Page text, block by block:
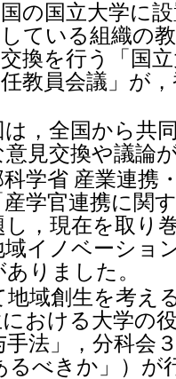
の国立大学に
ている組織の
換を行う「国
教員会議」が
，全国から共
意見交換や議論
学省 産業連携
学官連携に関
，現在を取り
イノベーショ
りました。
域創生を考え
における大学の
法」，分科会
るべきか」）が